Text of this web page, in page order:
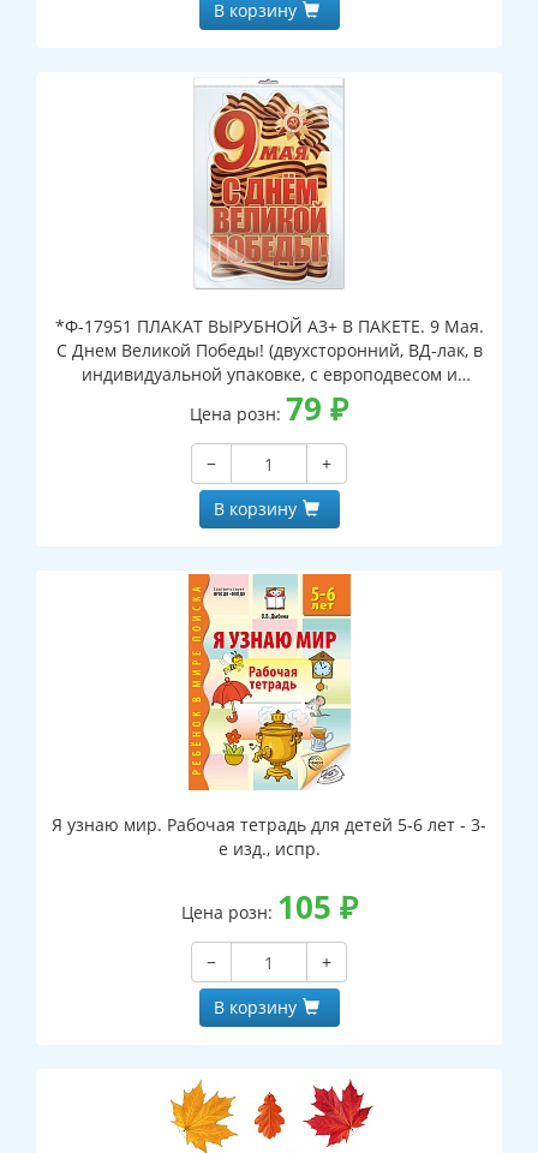
В корзину
*Ф-17951 ПЛАКАТ ВЫРУБНОЙ А3+ В ПАКЕТЕ. 9 Мая.
С Днем Великой Победы! (двухсторонний, ВД-лак, в
индивидуальной упаковке, с европодвесом и
клеевым клапаном)
Цена розн: 79 ₽
−
+
В корзину
Я узнаю мир. Рабочая тетрадь для детей 5-6 лет - 3-
е изд., испр.
Цена розн: 105 ₽
−
+
В корзину